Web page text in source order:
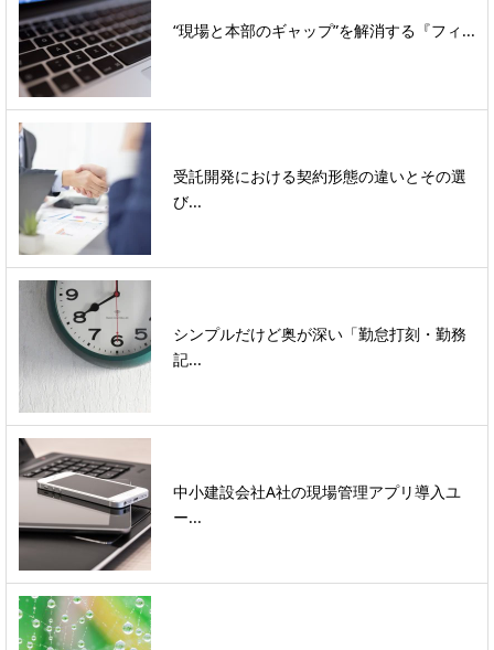
“現場と本部のギャップ”を解消する『フィ...
受託開発における契約形態の違いとその選
び...
シンプルだけど奥が深い「勤怠打刻・勤務
記...
中小建設会社A社の現場管理アプリ導入ユ
ー...